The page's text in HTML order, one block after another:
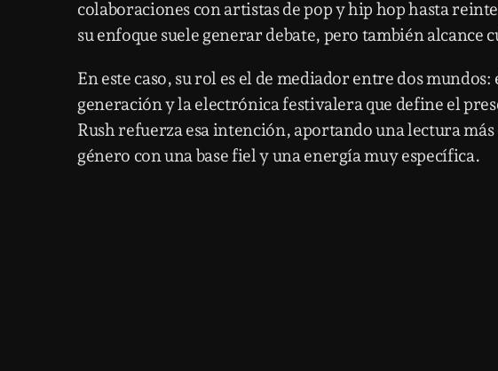
colaboraciones con artistas de pop y hip hop hasta
su enfoque suele generar debate, pero también alcance
En este caso, su rol es el de mediador entre dos
generación y la electrónica festivalera que define el
Rush refuerza esa intención, aportando una lectura
género con una base fiel y una energía muy específica.